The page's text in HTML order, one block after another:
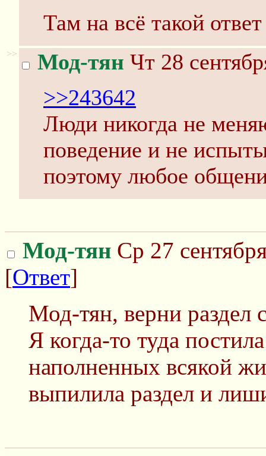
Там на всё такой
>> Мод-тян Чт 28
>>243642
Люди никогда не
поведение и не
поэтому любое
Мод-тян Ср 27
[Ответ]
Мод-тян, верни раздел
Я когда-то туда
наполненных всякой
выпилила раздел и